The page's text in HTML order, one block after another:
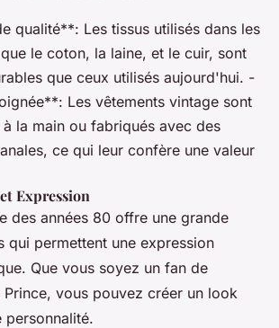
qualité**: Les tissus utilisés dans les
le coton, la laine, et le cuir, sont
que ceux utilisés aujourd'hui. -
Les vêtements vintage sont
la main ou fabriqués avec des
ce qui leur confère une valeur
Expression
des années 80 offre une grande
qui permettent une expression
Que vous soyez un fan de
Prince, vous pouvez créer un look